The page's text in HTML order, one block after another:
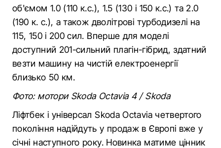
об'ємом 1.0 (110 к.с.), 1.5 (130 і 150 к.с.) та 2.0
(190 к. с.), а також дволітрові турбодизелі на
115, 150 і 200 сил. Вперше для моделі
доступний 201-сильний плагін-гібрид, здатний
везти машину на чистій електроенергії
близько 50 км.
Фото: мотори Skoda Octavia 4 / Skoda
Ліфтбек і універсал Skoda Octavia четвертого
покоління надійдуть у продаж в Європі вже у
січні наступного року. Новинка матиме цінник